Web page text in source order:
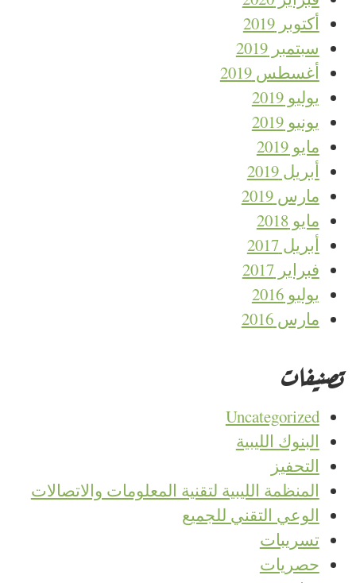
أكتوبر 2019
سبتمبر 2019
أغسطس 2019
يوليو 2019
يونيو 2019
مايو 2019
أبريل 2019
مارس 2019
مايو 2018
أبريل 2017
فبراير 2017
يوليو 2016
مارس 2016
تصنيفات
Uncategorized
البنوك الليبية
التحفيز
المنظمة الليبية لتقنية المعلومات والاتصالات
الوعي التقني للجميع
تسريبات
حصريات